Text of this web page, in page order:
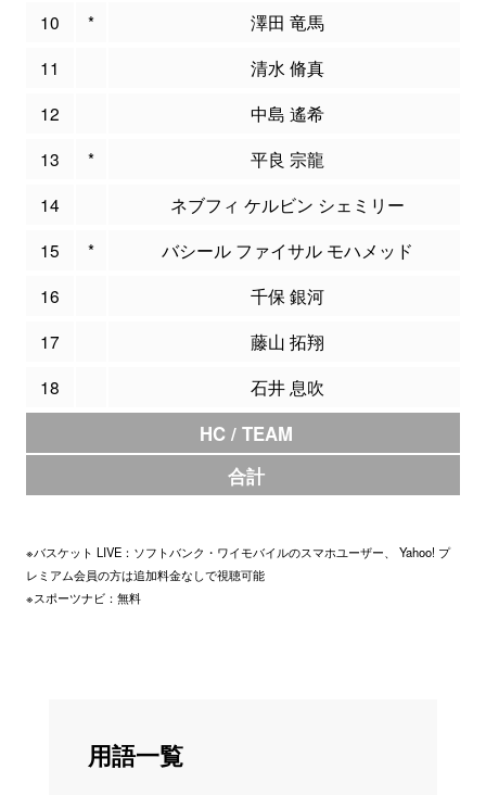
10 *
澤田 竜馬
11
清水 脩真
12
中島 遙希
13
*
平良 宗龍
14
ネブフィ ケルビン シェミリー
15
*
バシール ファイサル モハメッド
16
千保 銀河
17
藤山 拓翔
18
石井 息吹
HC / TEAM
合計
※バスケット LIVE：ソフトバンク・ワイモバイルのスマホユーザー、 Yahoo! プ
レミアム会員の方は追加料金なしで視聴可能
※スポーツナビ：無料
用語一覧